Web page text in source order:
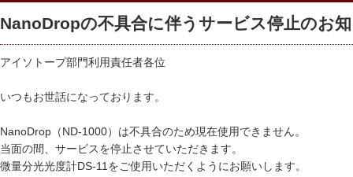
NanoDropの不具合に伴うサービス停止のお
アイソトープ部門利用責任者各位
いつもお世話になっております。
NanoDrop（ND-1000）は不具合のため現在使用できません。
当面の間、サービスを停止させていただきます。
微量分光光度計DS-11をご使用いただくようにお願いします。